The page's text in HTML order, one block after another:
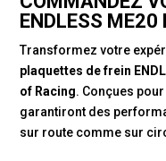
ENDLESS
Transformez votre
plaquettes de frein
of Racing. Conçues
garantiront des
sur route comme sur